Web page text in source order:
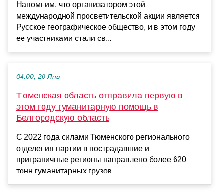
Напомним, что организатором этой
международной просветительской акции является
Русское географическое общество, и в этом году
ее участниками стали св...
04:00, 20 Янв
Тюменская область отправила первую в
этом году гуманитарную помощь в
Белгородскую область
С 2022 года силами Тюменского регионального
отделения партии в пострадавшие и
приграничные регионы направлено более 620
тонн гуманитарных грузов......